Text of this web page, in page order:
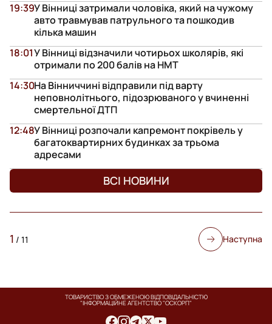
У Вінниці затримали чоловіка, який на чужому
авто травмував патрульного та пошкодив
кілька машин
19:39
У Вінниці відзначили чотирьох школярів, які
отримали по 200 балів на НМТ
18:01
На Вінниччині відправили під варту
неповнолітнього, підозрюваного у вчиненні
смертельної ДТП
14:30
У Вінниці розпочали капремонт покрівель у
багатоквартирних будинках за трьома
адресами
12:48
ВСІ НОВИНИ
1 / 11 Наступна
ТОВАРИСТВО З ОБМЕЖЕНОЮ ВІДПОВІДАЛЬНІСТЮ
"ІНФОРМАЦІЙНЕ АГЕНТСТВО "ОСКОРП"